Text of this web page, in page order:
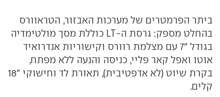
ביתר הפרמטרים של מערכות האבזור, הטראוורס
בהחלט מספק: גרסת ה-LT כוללת מסך מולטימדיה
בגודל "7 עם מצלמת רוורס וקישוריות אנדרואיד
אוטו ואפל קאר פליי, כניסה והנעה ללא מפתח,
בקרת שיוט (לא אדפטיבית), תאורת לד וחישוקי "18
קלים.